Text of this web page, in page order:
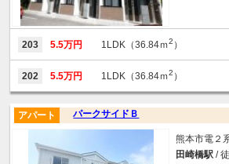
203 5.5万円 1LDK（36.84ｍ2 ）
202 5.5万円 1LDK（36.84ｍ2 ）
パークサイドＢ
アパート
熊本市電２
田崎橋駅 /